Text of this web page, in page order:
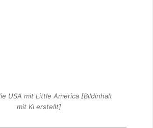
USA mit Little America [Bildinhalt
mit KI erstellt]